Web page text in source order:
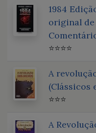
1984
original
⭐⭐⭐⭐
A
(Clássicos
⭐⭐⭐
A